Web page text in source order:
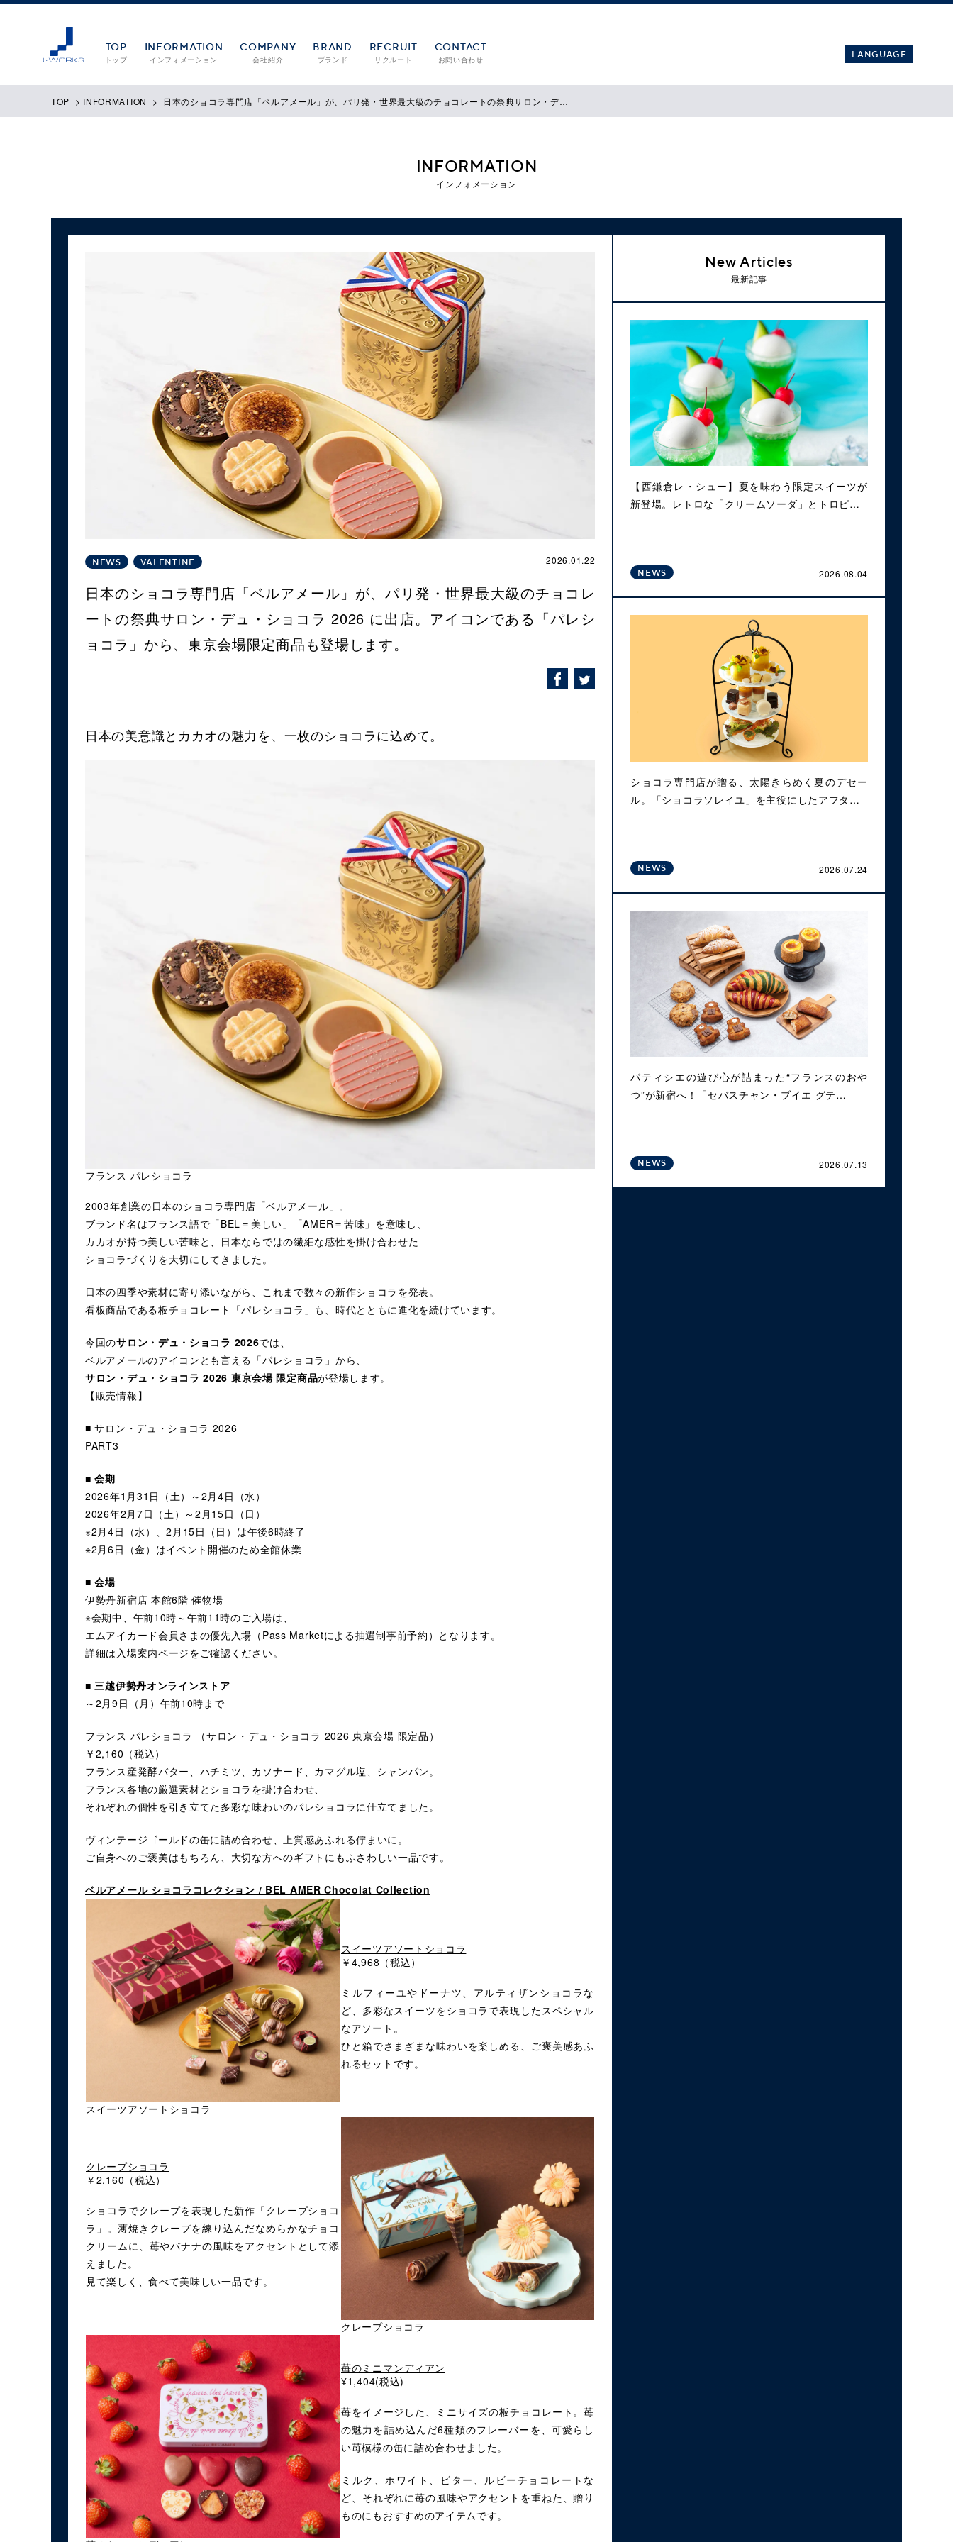
TOP
トップ
INFORMATION
インフォメーション
COMPANY
会社紹介
BRAND
ブランド
RECRUIT
リクルート
CONTACT
お問い合わせ
LANGUAGE
TOP > INFORMATION > 日本のショコラ専門店「ベルアメール」が、パリ発・世界最大級のチョコレートの祭典サロン・デ…
INFORMATION
インフォメーション
NEWS VALENTINE 2026.01.22
日本のショコラ専門店「ベルアメール」が、パリ発・世界最大級のチョコレ
ートの祭典サロン・デュ・ショコラ 2026 に出店。アイコンである「パレシ
ョコラ」から、東京会場限定商品も登場します。
日本の美意識とカカオの魅力を、一枚のショコラに込めて。
フランス パレショコラ
2003年創業の日本のショコラ専門店「ベルアメール」。
ブランド名はフランス語で「BEL＝美しい」「AMER＝苦味」を意味し、
カカオが持つ美しい苦味と、日本ならではの繊細な感性を掛け合わせた
ショコラづくりを大切にしてきました。
日本の四季や素材に寄り添いながら、これまで数々の新作ショコラを発表。
看板商品である板チョコレート「パレショコラ」も、時代とともに進化を続けています。
今回のサロン・デュ・ショコラ 2026では、
ベルアメールのアイコンとも言える「パレショコラ」から、
サロン・デュ・ショコラ 2026 東京会場 限定商品が登場します。
【販売情報】
■ サロン・デュ・ショコラ 2026
PART3
■ 会期
2026年1月31日（土）～2月4日（水）
2026年2月7日（土）～2月15日（日）
※2月4日（水）、2月15日（日）は午後6時終了
※2月6日（金）はイベント開催のため全館休業
■ 会場
伊勢丹新宿店 本館6階 催物場
※会期中、午前10時～午前11時のご入場は、
エムアイカード会員さまの優先入場（Pass Marketによる抽選制事前予約）となります。
詳細は入場案内ページをご確認ください。
■ 三越伊勢丹オンラインストア
～2月9日（月）午前10時まで
フランス パレショコラ （サロン・デュ・ショコラ 2026 東京会場 限定品）
￥2,160（税込）
フランス産発酵バター、ハチミツ、カソナード、カマグル塩、シャンパン。
フランス各地の厳選素材とショコラを掛け合わせ、
それぞれの個性を引き立てた多彩な味わいのパレショコラに仕立てました。
ヴィンテージゴールドの缶に詰め合わせ、上質感あふれる佇まいに。
ご自身へのご褒美はもちろん、大切な方へのギフトにもふさわしい一品です。
ベルアメール ショコラコレクション / BEL AMER Chocolat Collection
スイーツアソートショコラ
スイーツアソートショコラ
￥4,968（税込）
ミルフィーユやドーナツ、アルティザンショコラな
ど、多彩なスイーツをショコラで表現したスペシャル
なアソート。
ひと箱でさまざまな味わいを楽しめる、ご褒美感あふ
れるセットです。
クレープショコラ
￥2,160（税込）
ショコラでクレープを表現した新作「クレープショコ
ラ」。薄焼きクレープを練り込んだなめらかなチョコ
クリームに、苺やバナナの風味をアクセントとして添
えました。
見て楽しく、食べて美味しい一品です。
クレープショコラ
苺のミニマンディアン
¥1,404(税込)
苺をイメージした、ミニサイズの板チョコレート。苺
の魅力を詰め込んだ6種類のフレーバーを、可愛らし
い苺模様の缶に詰め合わせました。
ミルク、ホワイト、ビター、ルビーチョコレートな
ど、それぞれに苺の風味やアクセントを重ねた、贈り
ものにもおすすめのアイテムです。
New Articles
最新記事
【西鎌倉レ・シュー】夏を味わう限定スイーツが
新登場。レトロな「クリームソーダ」とトロピ…
NEWS 2026.08.04
ショコラ専門店が贈る、太陽きらめく夏のデセー
ル。「ショコラソレイユ」を主役にしたアフタ…
NEWS 2026.07.24
パティシエの遊び心が詰まった“フランスのおや
つ”が新宿へ！「セバスチャン・ブイエ グテ…
NEWS 2026.07.13